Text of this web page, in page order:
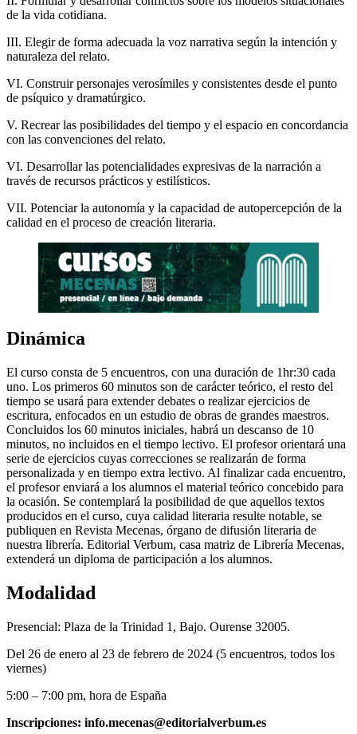
de la vida cotidiana.
III. Elegir de forma adecuada la voz narrativa según la intención y
naturaleza del relato.
VI. Construir personajes verosímiles y consistentes desde el punto
de psíquico y dramatúrgico.
V. Recrear las posibilidades del tiempo y el espacio en concordancia
con las convenciones del relato.
VI. Desarrollar las potencialidades expresivas de la narración a
través de recursos prácticos y estilísticos.
VII. Potenciar la autonomía y la capacidad de autopercepción de la
calidad en el proceso de creación literaria.
Dinámica
El curso consta de 5 encuentros, con una duración de 1hr:30 cada
uno. Los primeros 60 minutos son de carácter teórico, el resto del
tiempo se usará para extender debates o realizar ejercicios de
escritura, enfocados en un estudio de obras de grandes maestros.
Concluidos los 60 minutos iniciales, habrá un descanso de 10
minutos, no incluidos en el tiempo lectivo. El profesor orientará una
serie de ejercicios cuyas correcciones se realizarán de forma
personalizada y en tiempo extra lectivo. Al finalizar cada encuentro,
el profesor enviará a los alumnos el material teórico concebido para
la ocasión. Se contemplará la posibilidad de que aquellos textos
producidos en el curso, cuya calidad literaria resulte notable, se
publiquen en Revista Mecenas, órgano de difusión literaria de
nuestra librería. Editorial Verbum, casa matriz de Librería Mecenas,
extenderá un diploma de participación a los alumnos.
Modalidad
Presencial: Plaza de la Trinidad 1, Bajo. Ourense 32005.
Del 26 de enero al 23 de febrero de 2024 (5 encuentros, todos los
viernes)
5:00 – 7:00 pm, hora de España
Inscripciones: info.mecenas@editorialverbum.es